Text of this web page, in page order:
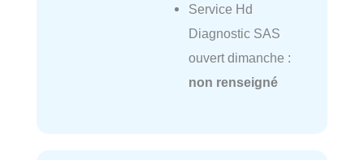
Service Hd
Diagnostic SAS
ouvert dimanche :
non renseigné